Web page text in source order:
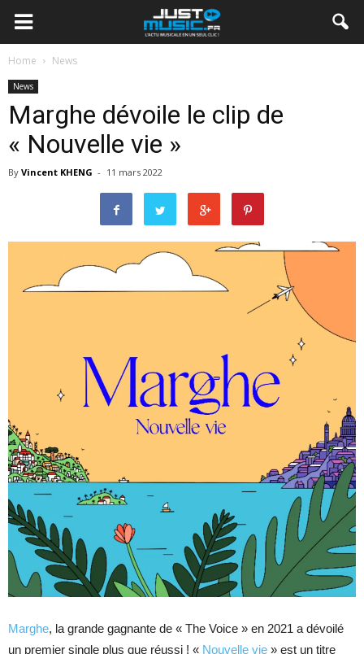
Home News
News
Marghe dévoile le clip de
« Nouvelle vie »
By Vincent KHENG - 11 mars 2022
Marghe, la grande gagnante de « The Voice » en 2021 a dévoilé
un premier single plus que réussi ! « Nouvelle vie » est un titre